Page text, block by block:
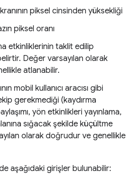
piksel cinsinden yüksekliği
piksel oranı
etkinliklerinin taklit edilip
Değer varsayılan olarak
atlanabilir.
mobil kullanıcı aracısı gibi
gerekmediği (kaydırma
yön etkinlikleri yayınlama,
sığacak şekilde küçültme
olarak doğrudur ve genellikle
aşağıdaki girişler bulunabilir: